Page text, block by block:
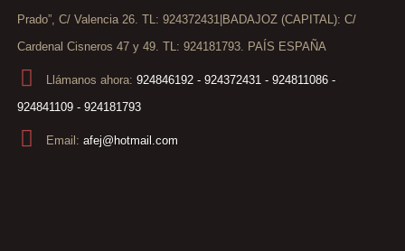
Prado”, C/ Valencia 26. TL: 924372431|BADAJOZ (CAPITAL): C/
Cardenal Cisneros 47 y 49. TL: 924181793. PAÍS ESPAÑA
Llámanos ahora: 924846192 - 924372431 - 924811086 -
924841109 - 924181793
Email: afej@hotmail.com